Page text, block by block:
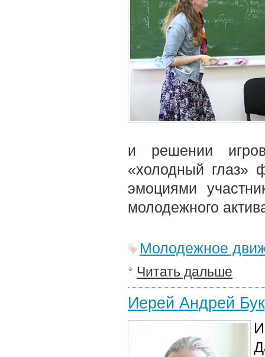
и решении
«холодный глаз»
эмоциями
молодежного
Молодежное
Читать дальше
Иерей Андрей